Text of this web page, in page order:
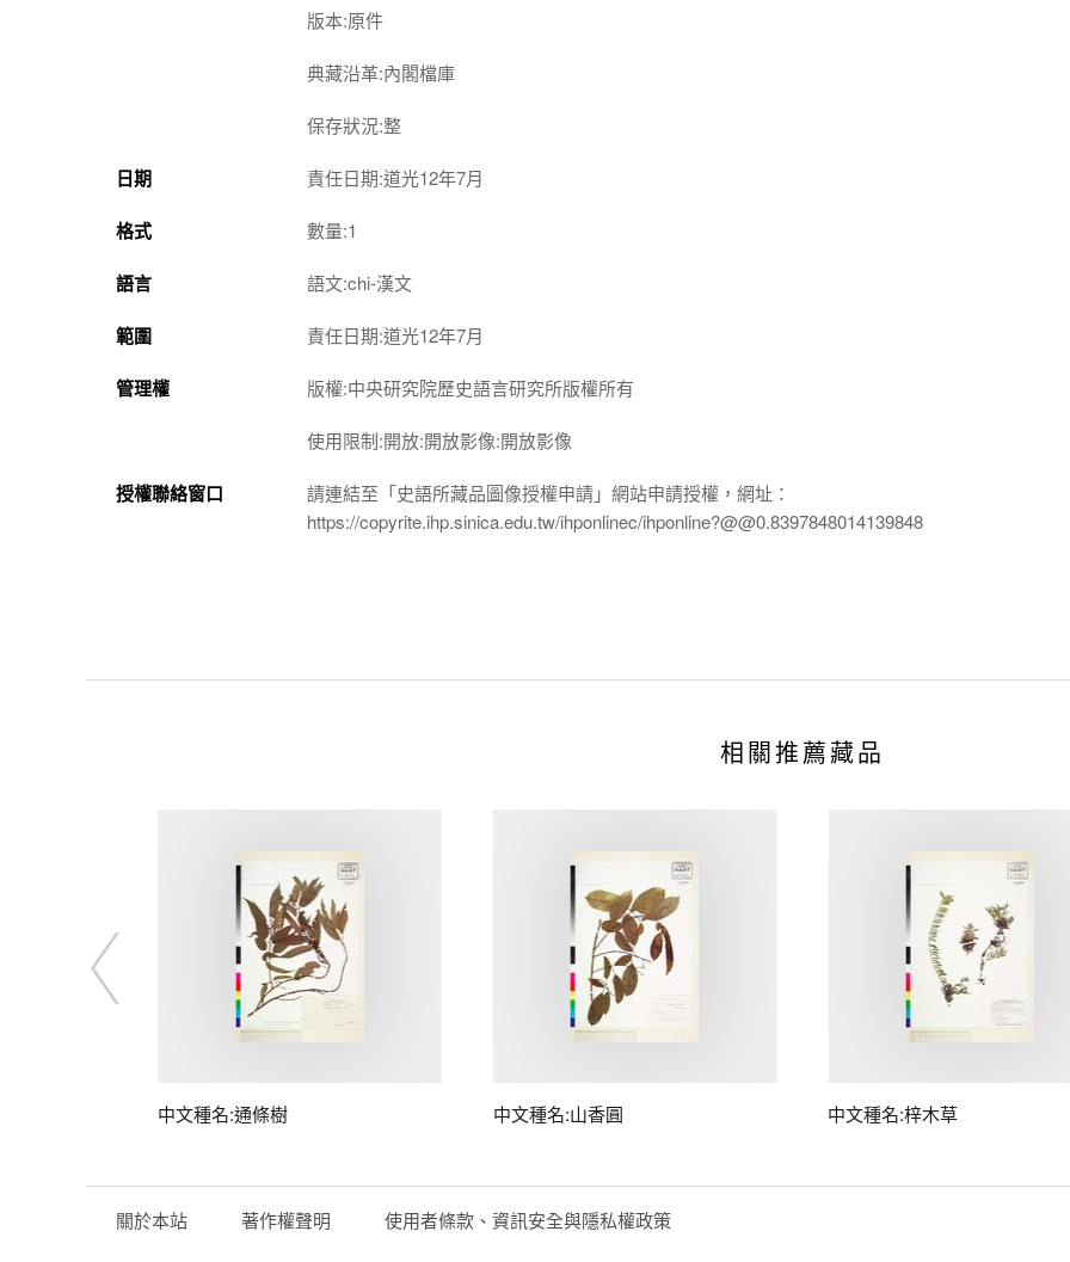
版本:原件
典藏沿革:內閣檔庫
保存狀況:整
日期 責任日期:道光12年7月
格式 數量:1
語言 語文:chi-漢文
範圍 責任日期:道光12年7月
管理權 版權:中央研究院歷史語言研究所版權所有
使用限制:開放:開放影像:開放影像
授權聯絡窗口
請連結至「史語所藏品圖像授權申請」網站申請授權，網址：
https://copyrite.ihp.sinica.edu.tw/ihponlinec/ihponline?@@0.8397848014139848
相關推薦藏品
中文種名:通條樹 中文種名:山香圓 中文種名:梓木草
關於本站 著作權聲明 使用者條款、資訊安全與隱私權政策